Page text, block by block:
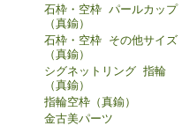
石枠・空枠 パールカップ
（真鍮）
石枠・空枠 その他サイズ
（真鍮）
シグネットリング 指輪
（真鍮）
指輪空枠（真鍮）
金古美パーツ